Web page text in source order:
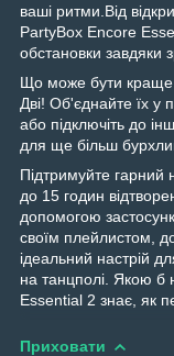
ваші ритми.Від
PartyBox Encore
обстановки завдяки
Що може бути краще
Дві! Об'єднайте їх у
або підключіть до
для ще більш
Підтримуйте гарний
до 15 годин
допомогою
своїм плейлистом,
ідеальний настрій
на танцполі. Якою б
Essential 2 знає, як
Приховати